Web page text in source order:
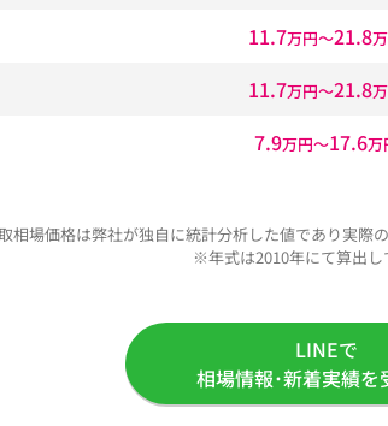
11.7万円〜21.8
11.7万円〜21.8
7.9万円〜17.6万
相場価格は弊社が独自に統計分析した値であり実際
※年式は2010年にて算出し
LINEで
相場情報･新着実績を